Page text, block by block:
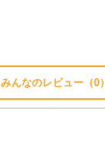
みんなのレビュー（0）